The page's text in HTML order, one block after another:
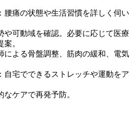
腰痛の状態や生活習慣を詳しく伺い
や可動域を確認。必要に応じて医療
。
による骨盤調整、筋肉の緩和、電気
：自宅でできるストレッチや運動をア
なケアで再発予防。